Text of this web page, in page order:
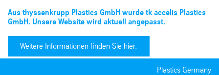
Aus thyssenkrupp Plastics GmbH wurde tk accelis Plastics
GmbH. Unsere Website wird aktuell angepasst.
Weitere Informationen finden Sie hier.
Plastics Germany